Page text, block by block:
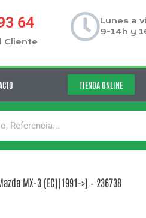
64
Cliente
Lunes a
9-14h y
TIENDA ONLINE
MX-3 (EC)(1991->) – 236738